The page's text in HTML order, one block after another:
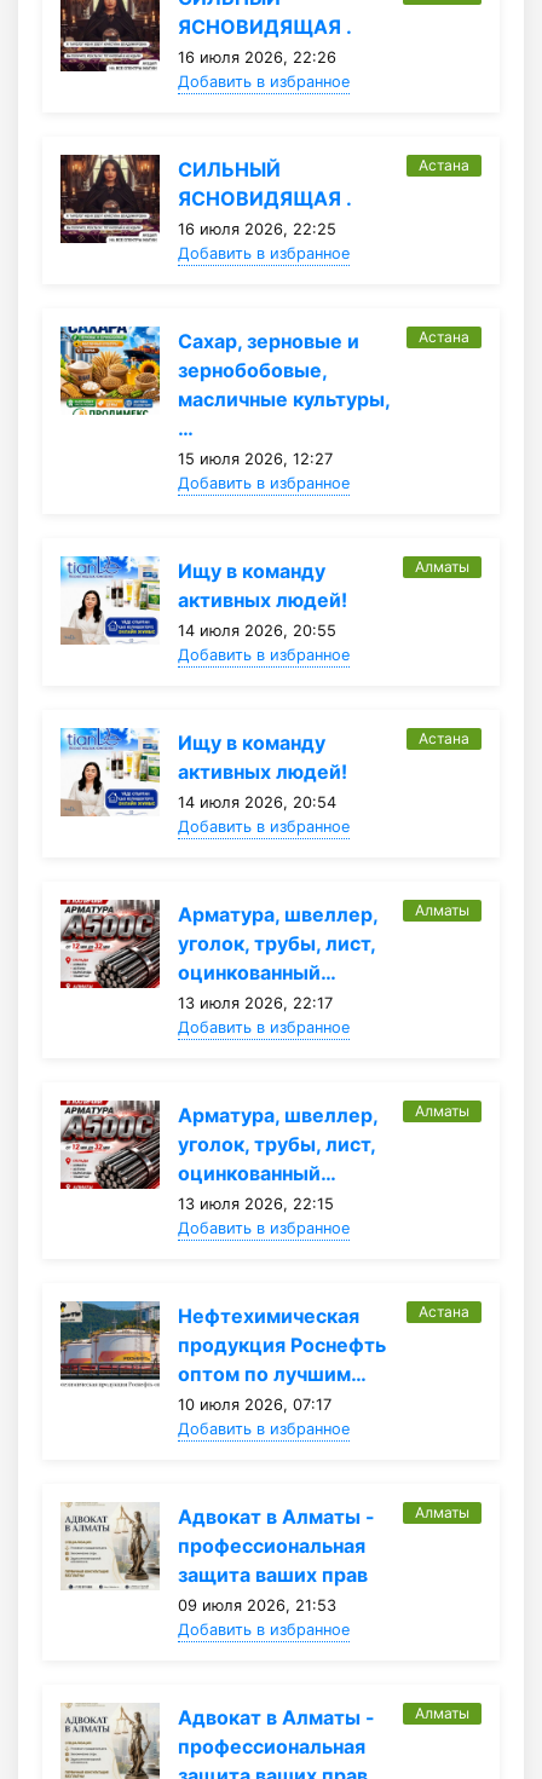
ЯСНОВИДЯЩАЯ .
16 июля 2026, 22:26
Добавить в избранное
СИЛЬНЫЙ
ЯСНОВИДЯЩАЯ .
16 июля 2026, 22:25
Добавить в избранное
Астана
Сахар, зерновые и
зернобобовые,
масличные культуры,
…
15 июля 2026, 12:27
Добавить в избранное
Астана
Ищу в команду
активных людей!
14 июля 2026, 20:55
Добавить в избранное
Алматы
Ищу в команду
активных людей!
14 июля 2026, 20:54
Добавить в избранное
Астана
Арматура, швеллер,
уголок, трубы, лист,
оцинкованный…
13 июля 2026, 22:17
Добавить в избранное
Алматы
Арматура, швеллер,
уголок, трубы, лист,
оцинкованный…
13 июля 2026, 22:15
Добавить в избранное
Алматы
Нефтехимическая
продукция Роснефть
оптом по лучшим…
10 июля 2026, 07:17
Добавить в избранное
Астана
Адвокат в Алматы -
профессиональная
защита ваших прав
09 июля 2026, 21:53
Добавить в избранное
Алматы
Адвокат в Алматы -
профессиональная
Алматы